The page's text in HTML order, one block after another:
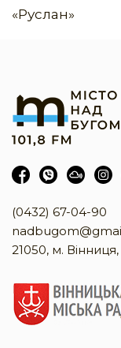
«Руслан»
(0432) 67-04-90
21050, м.